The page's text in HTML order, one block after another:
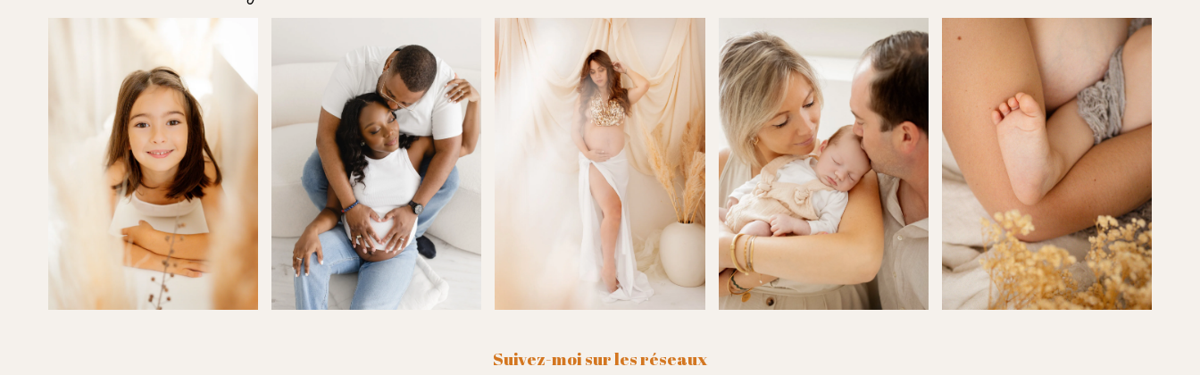
Suivez-moi sur les réseaux